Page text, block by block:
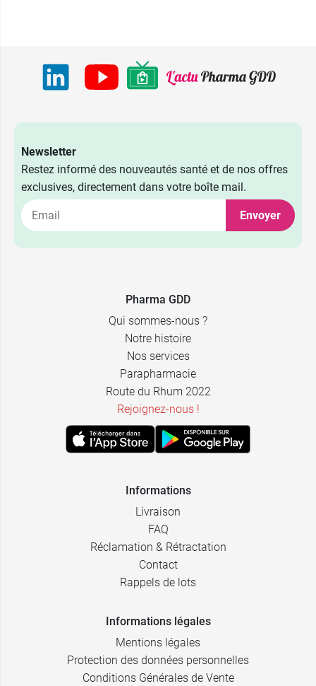
Newsletter
Restez informé des nouveautés santé et de nos offres
exclusives, directement dans votre boîte mail.
Envoyer
Pharma GDD
Qui sommes-nous ?
Notre histoire
Nos services
Parapharmacie
Route du Rhum 2022
Rejoignez-nous !
Informations
Livraison
FAQ
Réclamation & Rétractation
Contact
Rappels de lots
Informations légales
Mentions légales
Protection des données personnelles
Conditions Générales de Vente